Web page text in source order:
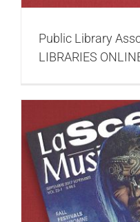
Public Library
LIBRARIES